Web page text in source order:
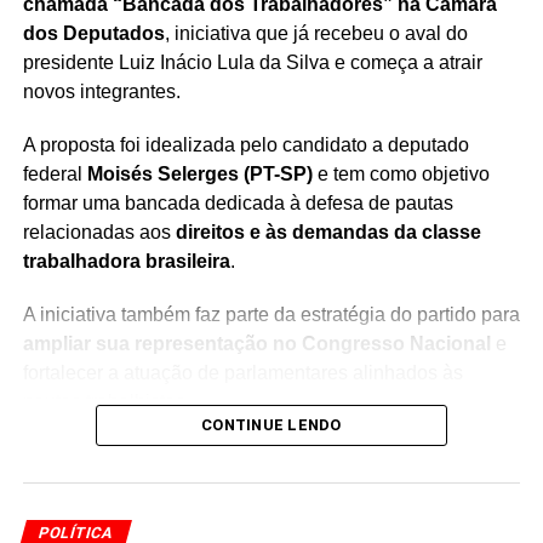
chamada “Bancada dos Trabalhadores” na Câmara
dos Deputados, iniciativa que já recebeu o aval do
presidente Luiz Inácio Lula da Silva e começa a atrair
novos integrantes.
A proposta foi idealizada pelo candidato a deputado
federal
Moisés Selerges (PT-SP)e tem como objetivo
formar uma bancada dedicada à defesa de pautas
relacionadas aos direitos e às demandas da classe
trabalhadora brasileira.
A iniciativa também faz parte da estratégia do partido para
ampliar sua representação no Congresso Nacional
e
pautas trabalhistas.
considerados prioritários para os trabalhadores, criando
CONTINUE LENDO
POLÍTICA